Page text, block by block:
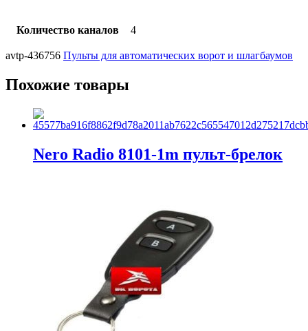
Количество каналов 4
avtp-436756 Пульты для автоматических ворот и шлагбаумов
Похожие товары
Nero Radio 8101-1m пульт-брелок